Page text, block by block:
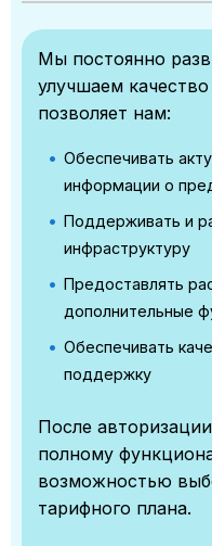
Мы постоянно
улучшаем
позволяет нам:
Обеспечивать
информации о
Поддерживать и
инфраструктуру
Предоставлять
дополнительные
Обеспечивать
поддержку
После
полному
возможностью
тарифного плана.